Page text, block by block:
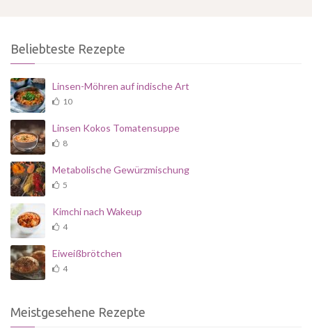
Beliebteste Rezepte
Linsen-Möhren auf indische Art
10
Linsen Kokos Tomatensuppe
8
Metabolische Gewürzmischung
5
Kimchi nach Wakeup
4
Eiweißbrötchen
4
Meistgesehene Rezepte